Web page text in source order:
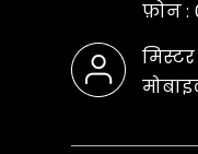
फ़ोन :